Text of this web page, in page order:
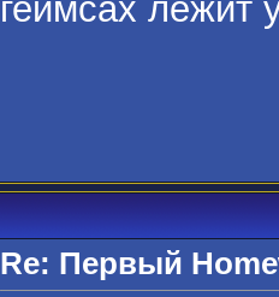
геймсах лежит
Re: Первый